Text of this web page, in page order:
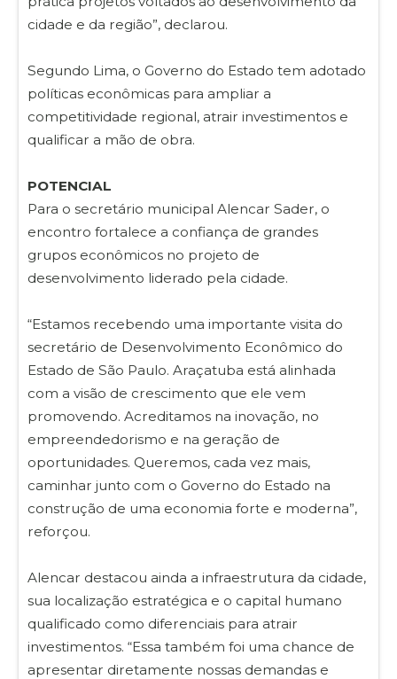
cidade e da região”, declarou.
Segundo Lima, o Governo do Estado tem adotado
políticas econômicas para ampliar a
competitividade regional, atrair investimentos e
qualificar a mão de obra.
POTENCIAL
Para o secretário municipal Alencar Sader, o
encontro fortalece a confiança de grandes
grupos econômicos no projeto de
desenvolvimento liderado pela cidade.
“Estamos recebendo uma importante visita do
secretário de Desenvolvimento Econômico do
Estado de São Paulo. Araçatuba está alinhada
com a visão de crescimento que ele vem
promovendo. Acreditamos na inovação, no
empreendedorismo e na geração de
oportunidades. Queremos, cada vez mais,
caminhar junto com o Governo do Estado na
construção de uma economia forte e moderna”,
reforçou.
Alencar destacou ainda a infraestrutura da cidade,
sua localização estratégica e o capital humano
qualificado como diferenciais para atrair
investimentos. “Essa também foi uma chance de
apresentar diretamente nossas demandas e